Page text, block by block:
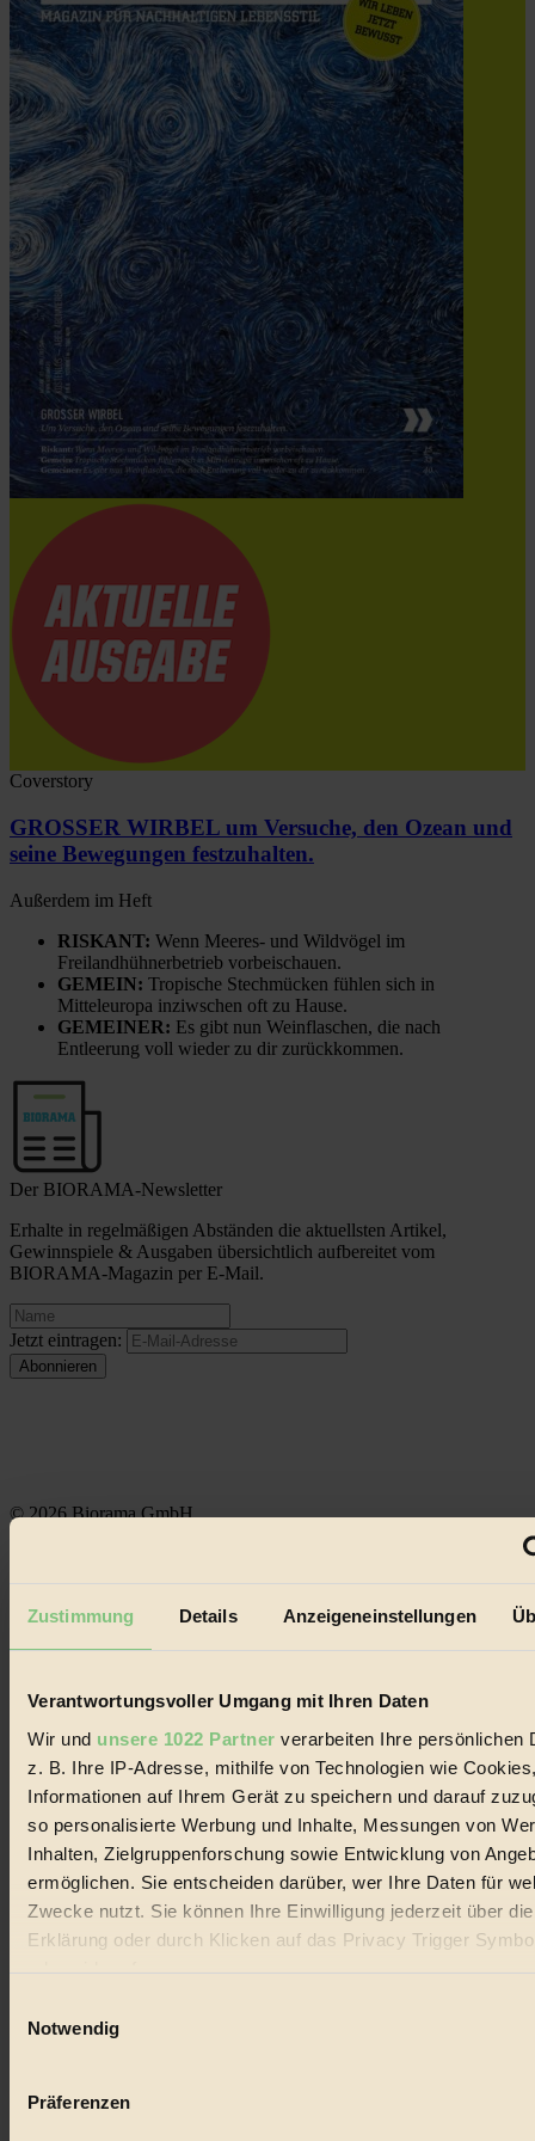
Zustimmung Details Anzeigeneinstellungen
Verantwortungsvoller Umgang mit Ihren Daten
Wir und unsere 1022 Partner verarbeiten Ihre persönlichen
z. B. Ihre IP-Adresse, mithilfe von Technologien wie
Informationen auf Ihrem Gerät zu speichern und darauf
so personalisierte Werbung und Inhalte, Messungen von
Inhalten, Zielgruppenforschung sowie Entwicklung von
ermöglichen. Sie entscheiden darüber, wer Ihre Daten für
Zwecke nutzt. Sie können Ihre Einwilligung jederzeit über
Erklärung oder durch Klicken auf das Privacy Trigger
oder widerrufen
Wenn Sie es erlauben, würden wir auch gerne:
Ihr Gerät durch aktives Scannen nach bestimmten
Notwendig
Präferenzen
Coverstory
GROSSER WIRBEL um Versuche, den Ozean und
seine Bewegungen festzuhalten.
Außerdem im Heft
RISKANT: Wenn Meeres- und Wildvögel im
Freilandhühnerbetrieb vorbeischauen.
GEMEIN: Tropische Stechmücken fühlen sich in
Mitteleuropa inziwschen oft zu Hause.
GEMEINER: Es gibt nun Weinflaschen, die nach
Entleerung voll wieder zu dir zurückkommen.
Der BIORAMA-Newsletter
Erhalte in regelmäßigen Abständen die aktuellsten Artikel,
Gewinnspiele & Ausgaben übersichtlich aufbereitet vom
BIORAMA-Magazin per E-Mail.
Jetzt eintragen:
© 2026 Biorama GmbH
Handels mit Bioprodukten, des Fair-Trade sowie der Branche
Social Media
22.601 Fans auf Facebook
3.415 Follower auf Twitter
Folge uns auf Instagram
Themen
Bio
Vegan